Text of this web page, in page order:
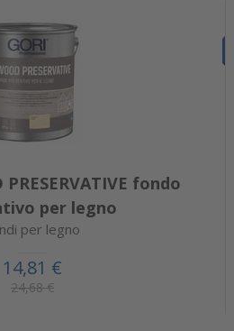
PRESERVATIVE fondo
per legno
per legno
14,81 €
24,68 €